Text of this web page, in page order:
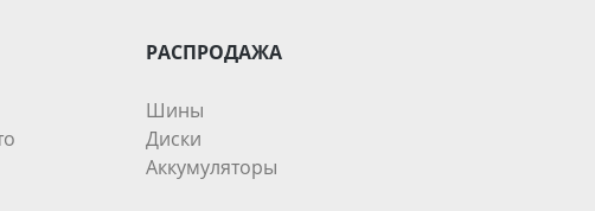
РАСПРОДАЖА
Шины
Диски
Аккумуляторы